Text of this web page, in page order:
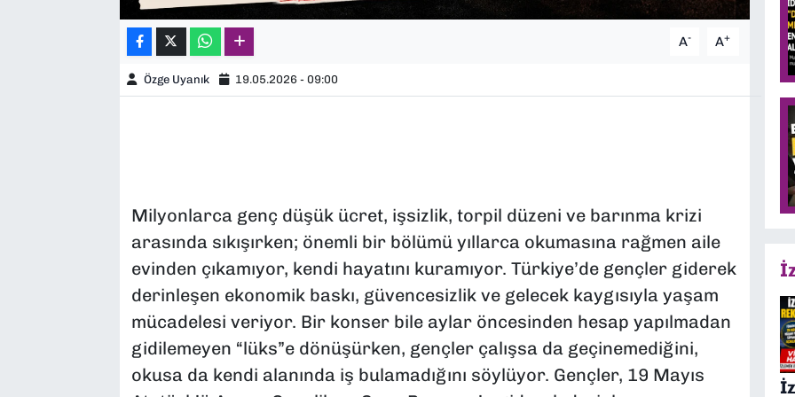
A- A+
Özge Uyanık 19.05.2026 - 09:00
Milyonlarca genç düşük ücret, işsizlik, torpil düzeni ve barınma krizi
arasında sıkışırken; önemli bir bölümü yıllarca okumasına rağmen aile
evinden çıkamıyor, kendi hayatını kuramıyor. Türkiye’de gençler giderek
derinleşen ekonomik baskı, güvencesizlik ve gelecek kaygısıyla yaşam
mücadelesi veriyor. Bir konser bile aylar öncesinden hesap yapılmadan
gidilemeyen “lüks”e dönüşürken, gençler çalışsa da geçinemediğini,
okusa da kendi alanında iş bulamadığını söylüyor. Gençler, 19 Mayıs